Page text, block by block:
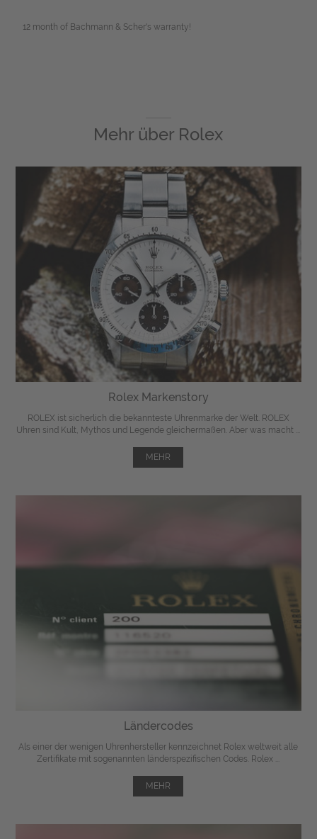
12 month of Bachmann & Scher's warranty!
Mehr über Rolex
Rolex Markenstory
ROLEX ist sicherlich die bekannteste Uhrenmarke der Welt. ROLEX
Uhren sind Kult, Mythos und Legende gleichermaßen. Aber was macht ...
MEHR
Ländercodes
Als einer der wenigen Uhrenhersteller kennzeichnet Rolex weltweit alle
Zertifikate mit sogenannten länderspezifischen Codes. Rolex ...
MEHR